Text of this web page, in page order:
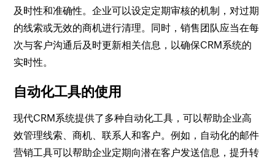
及时性和准确性。企业可以设定定期审核的机制，对过期
的线索或无效的商机进行清理。同时，销售团队应当在每
次与客户沟通后及时更新相关信息，以确保CRM系统的
实时性。
自动化工具的使用
现代CRM系统提供了多种自动化工具，可以帮助企业高
效管理线索、商机、联系人和客户。例如，自动化的邮件
营销工具可以帮助企业定期向潜在客户发送信息，提升转